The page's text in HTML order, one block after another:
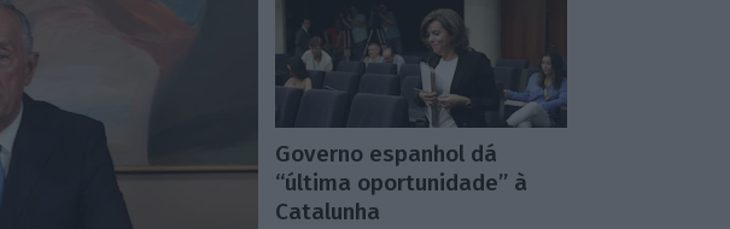
Governo espanhol dá
“última oportunidade” à
Catalunha